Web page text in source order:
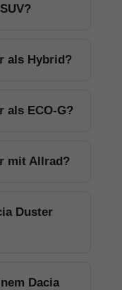
als Hybrid?
als ECO-G?
mit Allrad?
Duster
Dacia